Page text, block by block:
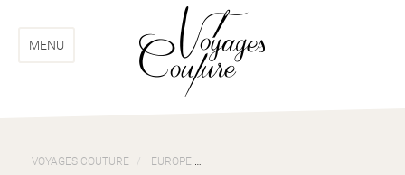
menu
contenuMENU
VOYAGES COUTURE EUROPE